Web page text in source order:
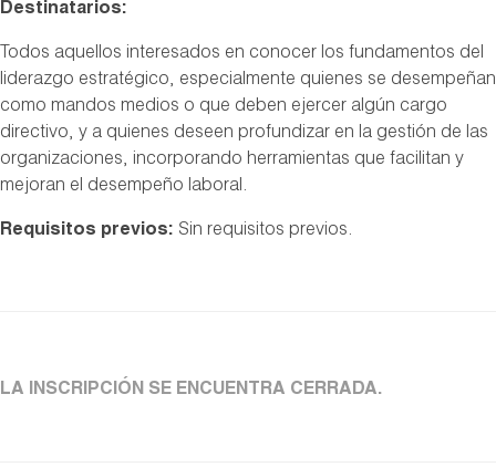
Destinatarios:
Todos aquellos interesados en conocer los fundamentos del
liderazgo estratégico, especialmente quienes se desempeñan
como mandos medios o que deben ejercer algún cargo
directivo, y a quienes deseen profundizar en la gestión de las
organizaciones, incorporando herramientas que facilitan y
mejoran el desempeño laboral.
Requisitos previos: Sin requisitos previos.
LA INSCRIPCIÓN SE ENCUENTRA CERRADA.